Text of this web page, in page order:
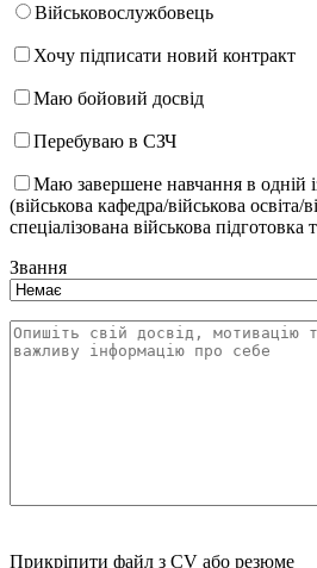
Військовослужбовець
Хочу підписати новий контракт
Маю бойовий досвід
Перебуваю в СЗЧ
Маю завершене навчання в одній
(військова кафедра/військова
спеціалізована військова підготовка
Звання
Прикріпити файл з CV або резюме